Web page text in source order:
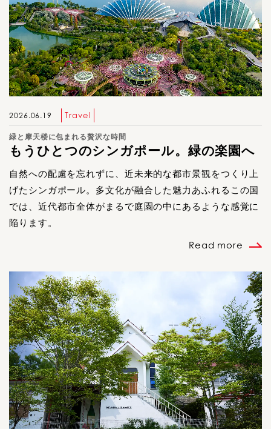
2026.06.19 Travel
緑と摩天楼に包まれる贅沢な時間
もうひとつのシンガポール。緑の楽園へ
自然への配慮を忘れずに、近未来的な都市景観をつくり上
げたシンガポール。多文化が融合した魅力あふれるこの国
では、近代都市全体がまるで庭園の中にあるような感覚に
陥ります。
Read more